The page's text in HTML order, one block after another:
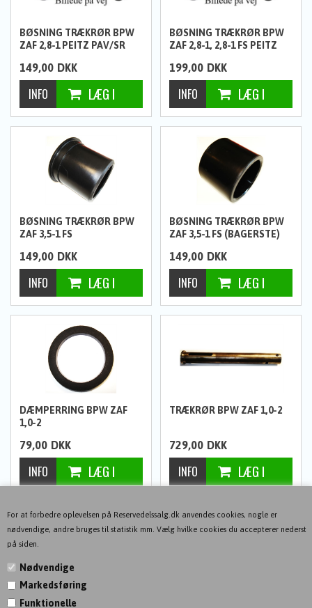
For at forbedre oplevelsen på Reservedelssalg.dk anvendes cookies, nogle er
nødvendige, andre bruges til statistik mm. Vælg hvilke cookies du accepterer nederst
på siden.
Nødvendige
Markedsføring
Funktionelle
BØSNING TRÆKRØR BPW
ZAF 2,8-1 PEITZ PAV/SR
149,00 DKK
BØSNING TRÆKRØR BPW
ZAF 2,8-1, 2,8-1 FS PEITZ
199,00 DKK
BØSNING TRÆKRØR BPW
ZAF 3,5-1 FS
149,00 DKK
BØSNING TRÆKRØR BPW
ZAF 3,5-1 FS (BAGERSTE)
149,00 DKK
DÆMPERRING BPW ZAF
1,0-2
79,00 DKK
TRÆKRØR BPW ZAF 1,0-2
729,00 DKK
1 2 NÆSTE-->